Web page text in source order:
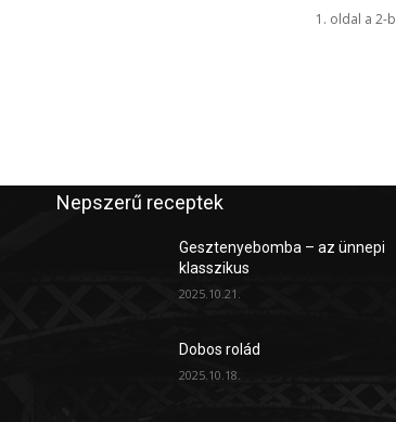
1. oldal a 2-
Nepszerű receptek
Gesztenyebomba – az ünnepi
klasszikus
2025.10.21.
Dobos rolád
2025.10.18.